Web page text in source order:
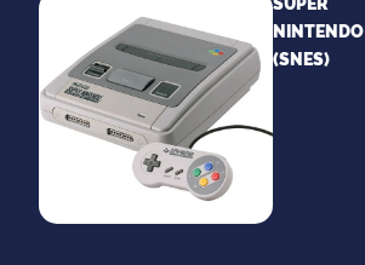
NINTENDO
(SNES)